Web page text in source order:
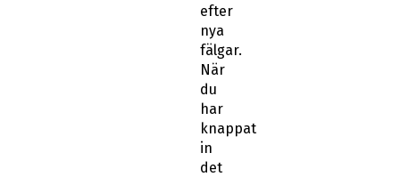
efter
nya
fälgar.
När
du
har
knappat
in
det